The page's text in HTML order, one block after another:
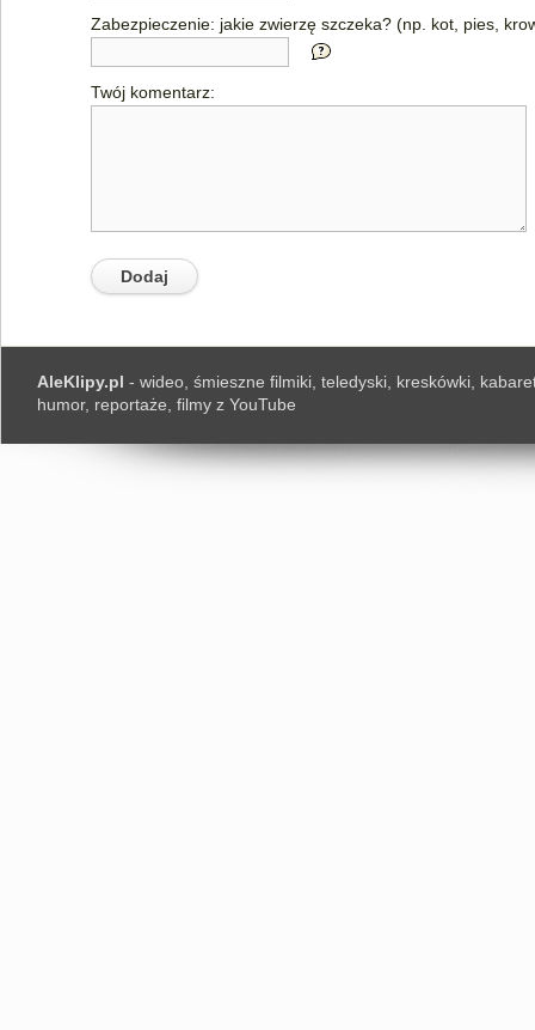
Zabezpieczenie: jakie zwierzę szczeka? (np. kot, pies,
Twój komentarz:
AleKlipy.pl - wideo, śmieszne filmiki, teledyski, kreskówki,
humor, reportaże, filmy z YouTube